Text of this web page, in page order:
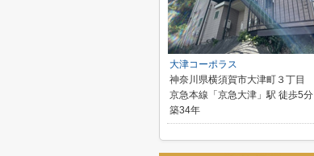
大津コーポラス
神奈川県横須賀市大津町３丁目
京急本線「京急大津」駅 徒歩5分
築34年